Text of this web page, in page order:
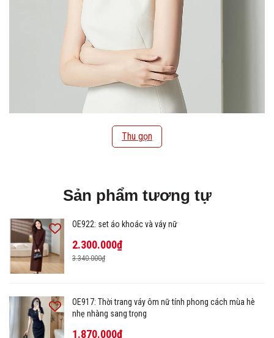
Thu gọn
Sản phẩm tương tự
OE922: set áo khoác và váy nữ
2.300.000₫
3.340.000₫
OE917: Thời trang váy ôm nữ tính phong cách mùa hè
nhẹ nhàng sang trọng
1.870.000₫